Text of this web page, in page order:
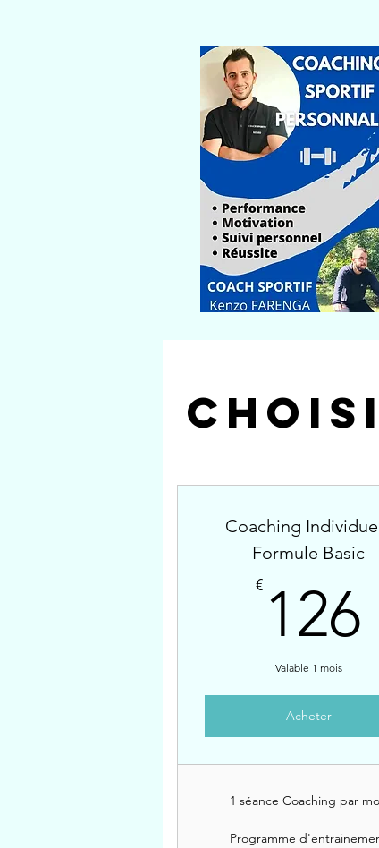
Coaching
Formule Basic
€ 126
Valable 1 mois
Acheter
1 séance Coaching par
Programme